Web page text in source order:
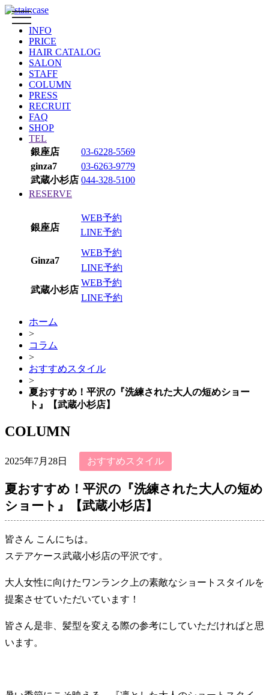
INFO
PRICE
HAIR CATALOG
SALON
STAFF
COLUMN
PRESS
RECRUIT
FAQ
SHOP
TEL
銀座店
03-6228-5569
ginza7
03-6263-9779
武蔵小杉店 044-328-5100
RESERVE
銀座店
WEB予約
LINE予約
Ginza7
WEB予約
LINE予約
武蔵小杉店
WEB予約
LINE予約
toggle
navigation
ホーム
>
コラム
>
おすすめスタイル
>
夏おすすめ！平沢の『洗練された大人の短めショー
ト』【武蔵小杉店】
COLUMN
2025年7月28日 おすすめスタイル
夏おすすめ！平沢の『洗練された大人の短め
ショート』【武蔵小杉店】
皆さん こんにちは。
ステアケース武蔵小杉店の平沢です。
大人女性に向けたワンランク上の素敵なショートスタイルを
提案させていただいています！
皆さん是非、髪型を変える際の参考にしていただければと思
います。